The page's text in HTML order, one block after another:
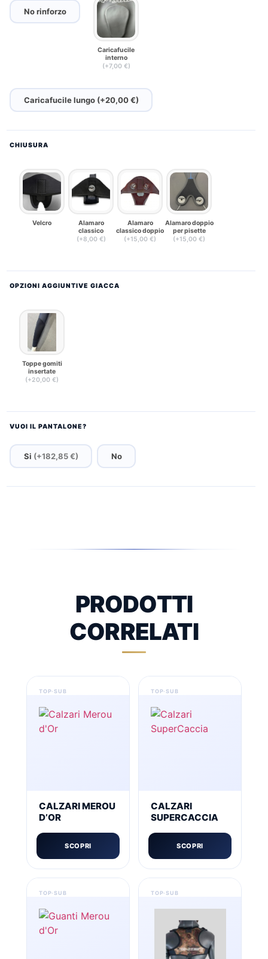
No rinforzo
Caricafucile
interno
(+7,00 €)
Caricafucile lungo (+20,00 €)
CHIUSURA
Velcro
Alamaro
classico
(+8,00 €)
Alamaro
classico doppio
(+15,00 €)
Alamaro doppio
per pisette
(+15,00 €)
OPZIONI AGGIUNTIVE GIACCA
Toppe gomiti
insertate
(+20,00 €)
VUOI IL PANTALONE?
Si (+182,85 €) No
PRODOTTI
CORRELATI
CALZARI MEROU
D’OR
SCOPRI
CALZARI
SUPERCACCIA
SCOPRI